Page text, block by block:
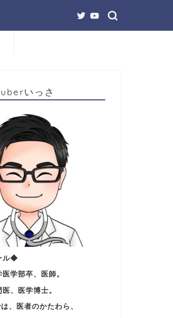
いっさ
ル◆
学部卒、医師。
、医学博士。
、医者のかたわら、